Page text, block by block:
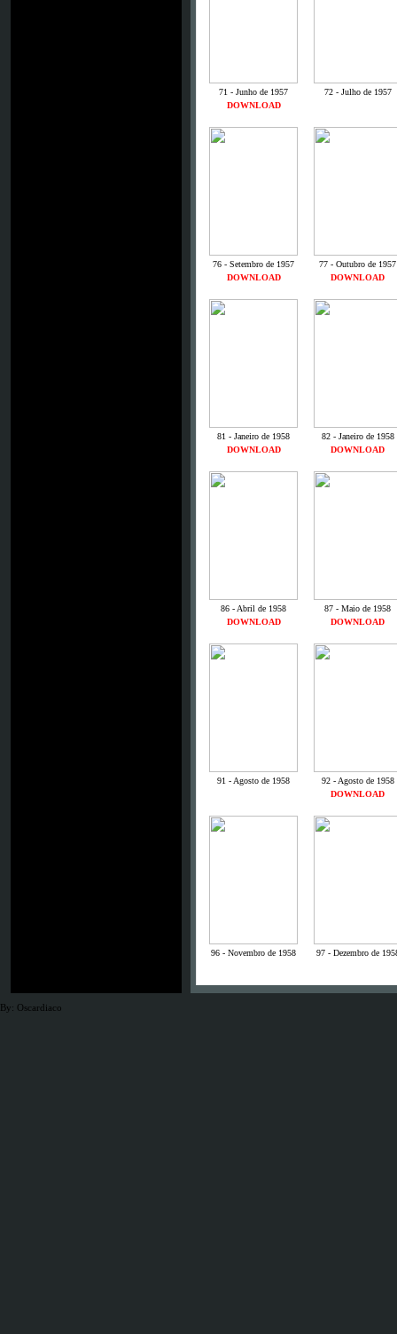
71 - Junho de 1957
72 - Julho de 1957
DOWNLOAD
76 - Setembro de 1957
77 - Outubro de 1957
DOWNLOAD
DOWNLOAD
81 - Janeiro de 1958
82 - Janeiro de 1958
DOWNLOAD
DOWNLOAD
86 - Abril de 1958
87 - Maio de 1958
DOWNLOAD
DOWNLOAD
91 - Agosto de 1958
92 - Agosto de 1958
DOWNLOAD
96 - Novembro de 1958 97 - Dezembro de
By: Oscardiaco